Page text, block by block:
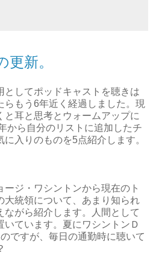
新。
としてポッドキャストを聴きは
らもう6年近く経過しました。現
耳と思考とウォームアップに
から自分のリストに追加したチ
入りのものを5点紹介します。
ジ・ワシントンから現在のト
大統領について、あまり知られ
ながら紹介します。人間として
ています。夏にワシントンＤ
ですが、毎日の通勤時に聴いて